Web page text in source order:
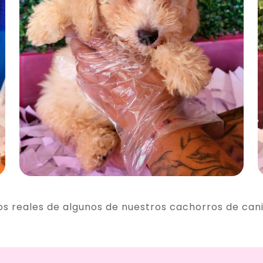
reales de algunos de nuestros cachorros de